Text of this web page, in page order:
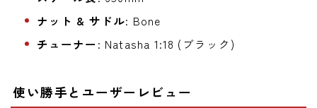
ナット & サドル: Bone
チューナー : Natasha 1:18 (ブラック)
使い勝手とユーザーレビュー